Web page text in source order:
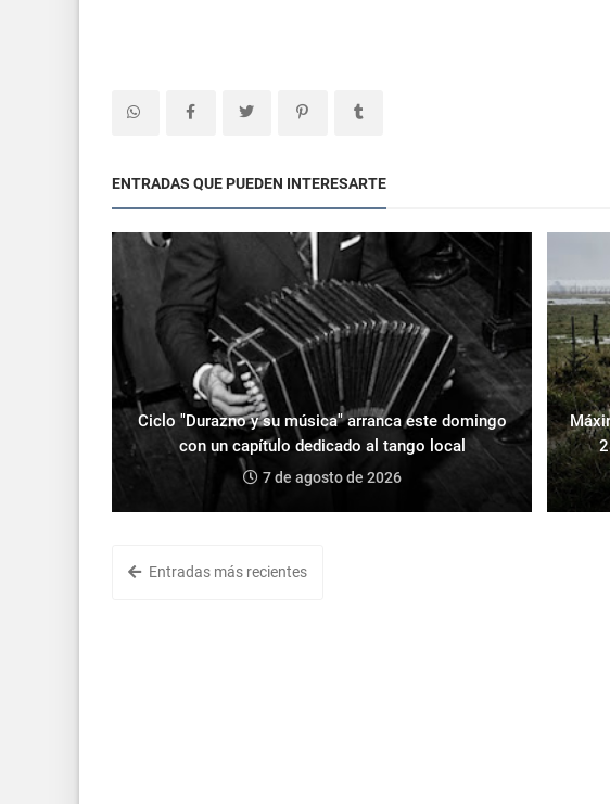
ENTRADAS QUE PUEDEN INTERESARTE
Ciclo "Durazno y su música" arranca este domingo
con un capítulo dedicado al tango local
7 de agosto de 2026
Entradas más recientes